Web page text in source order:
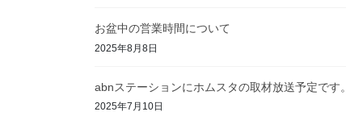
お盆中の営業時間について
2025年8月8日
abnステーションにホムスタの取材放送予定です。
2025年7月10日